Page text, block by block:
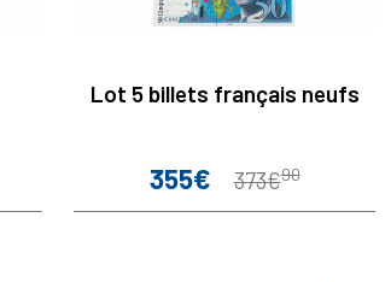
Lot 5 billets français neufs
Prix
355€
Prix
373€90